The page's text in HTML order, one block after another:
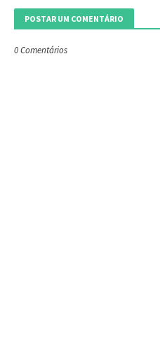
POSTAR UM COMENTÁRIO
0 Comentários